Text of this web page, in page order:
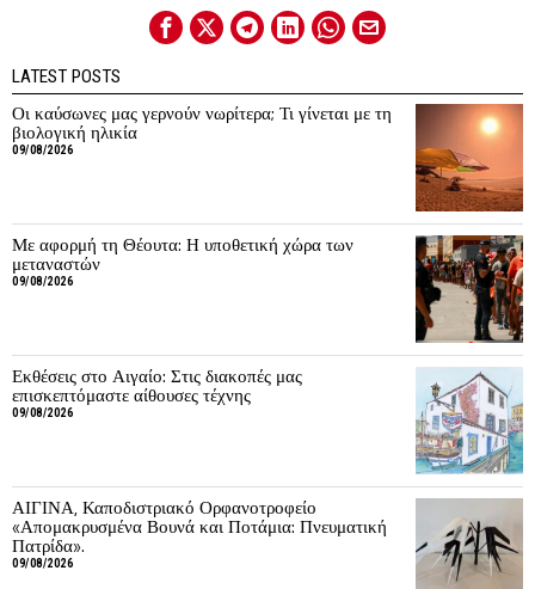
LATEST POSTS
Οι καύσωνες μας γερνούν νωρίτερα; Τι γίνεται με τη
βιολογική ηλικία
09/08/2026
Με αφορμή τη Θέουτα: Η υποθετική χώρα των
μεταναστών
09/08/2026
Εκθέσεις στο Αιγαίο: Στις διακοπές μας
επισκεπτόμαστε αίθουσες τέχνης
09/08/2026
ΑΙΓΙΝΑ, Καποδιστριακό Ορφανοτροφείο
«Απομακρυσμένα Βουνά και Ποτάμια: Πνευματική
Πατρίδα».
09/08/2026